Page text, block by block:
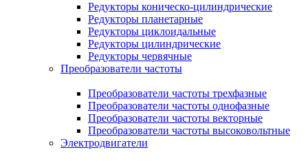
Редукторы коническо-цилиндрические
Редукторы планетарные
Редукторы циклоидальные
Редукторы цилиндрические
Редукторы червячные
Преобразователи частоты
Преобразователи частоты трехфазные
Преобразователи частоты однофазные
Преобразователи частоты векторные
Преобразователи частоты высоковольтные
Электродвигатели